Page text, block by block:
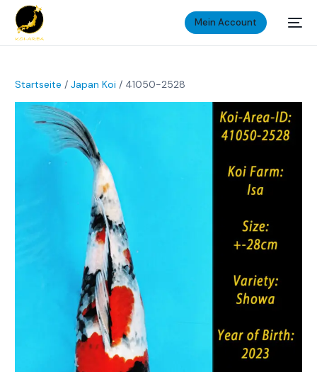
Mein Account
Startseite /Japan Koi / 41050-2528